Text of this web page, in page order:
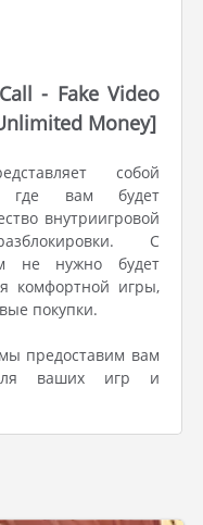
- Fake Video
Money]
собой
где вам будет
внутриигровой
С
не нужно будет
комфортной игры,
покупки.
предоставим вам
ваших игр и